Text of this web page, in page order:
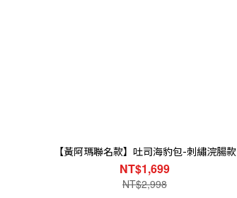
【黃阿瑪聯名款】吐司海豹包-刺繡浣腸款
NT$1,699
NT$2,998